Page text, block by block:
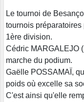
Le tournoi de
tournois
1ère division.
Cédric MARGALEJO
marche du podium.
Gaëlle POSSAMAÏ,
poids où excelle sa
C'est ainsi qu'elle